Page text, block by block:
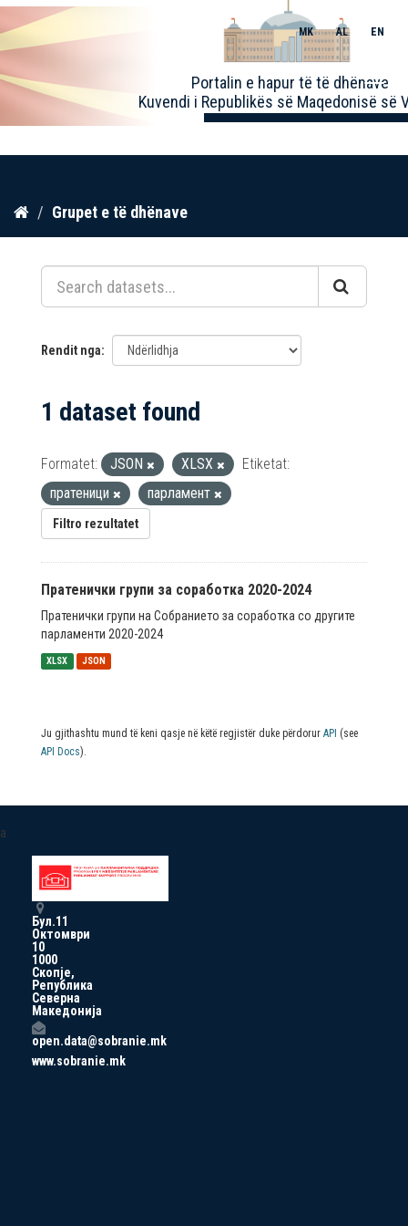
Kalo
përmbajtja
Portalin e hapur të të dhënave
Kuvendi i Republikës së Maqedonisë së
MK AL EN
Toggle
Grupet e të dhënave
Rendit nga
1 dataset found
Formatet: JSON XLSX
Etiketat:
пратеници
парламент
Filtro rezultatet
Пратенички групи за соработка 2020-2024
Пратенички групи на Собранието за соработка со другите
парламенти 2020-2024
XLSX JSON
Ju gjithashtu mund të keni qasje në këtë regjistër duke përdorur API (see
API Docs).
a
Бул.11
Октомври
10
1000
Скопје,
Република
Северна
Македонија
open.data@sobranie.mk
www.sobranie.mk